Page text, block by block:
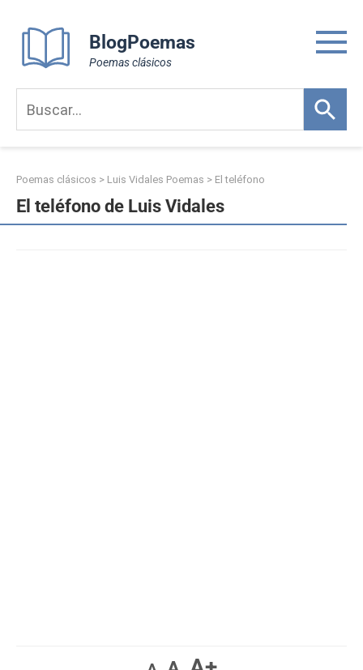
content
BlogPoemas
Poemas clásicos
Poemas clásicos > Luis Vidales Poemas > El teléfono
El teléfono de Luis Vidales